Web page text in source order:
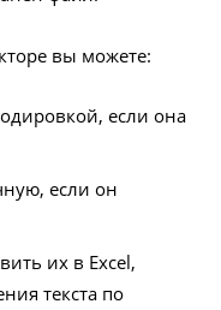
вы можете:
если она
если он
их в Excel,
текста по